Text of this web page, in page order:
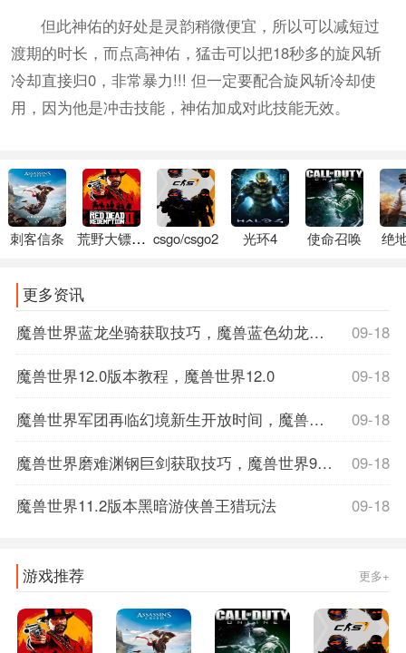
但此神佑的好处是灵韵稍微便宜，所以可以减短过
渡期的时长，而点高神佑，猛击可以把18秒多的旋风斩
冷却直接归0，非常暴力!!! 但一定要配合旋风斩冷却使
用，因为他是冲击技能，神佑加成对此技能无效。
刺客信条 荒野大镖客2 csgo/csgo2 光环4 使命召唤 绝
更多资讯
09-18
魔兽世界蓝龙坐骑获取技巧，魔兽蓝色幼龙坐骑
09-18
魔兽世界12.0版本教程，魔兽世界12.0
09-18
魔兽世界军团再临幻境新生开放时间，魔兽世界军团再临数据库
09-18
魔兽世界磨难渊钢巨剑获取技巧，魔兽世界9.1磨难词缀
09-18
魔兽世界11.2版本黑暗游侠兽王猎玩法
游戏推荐 更多+